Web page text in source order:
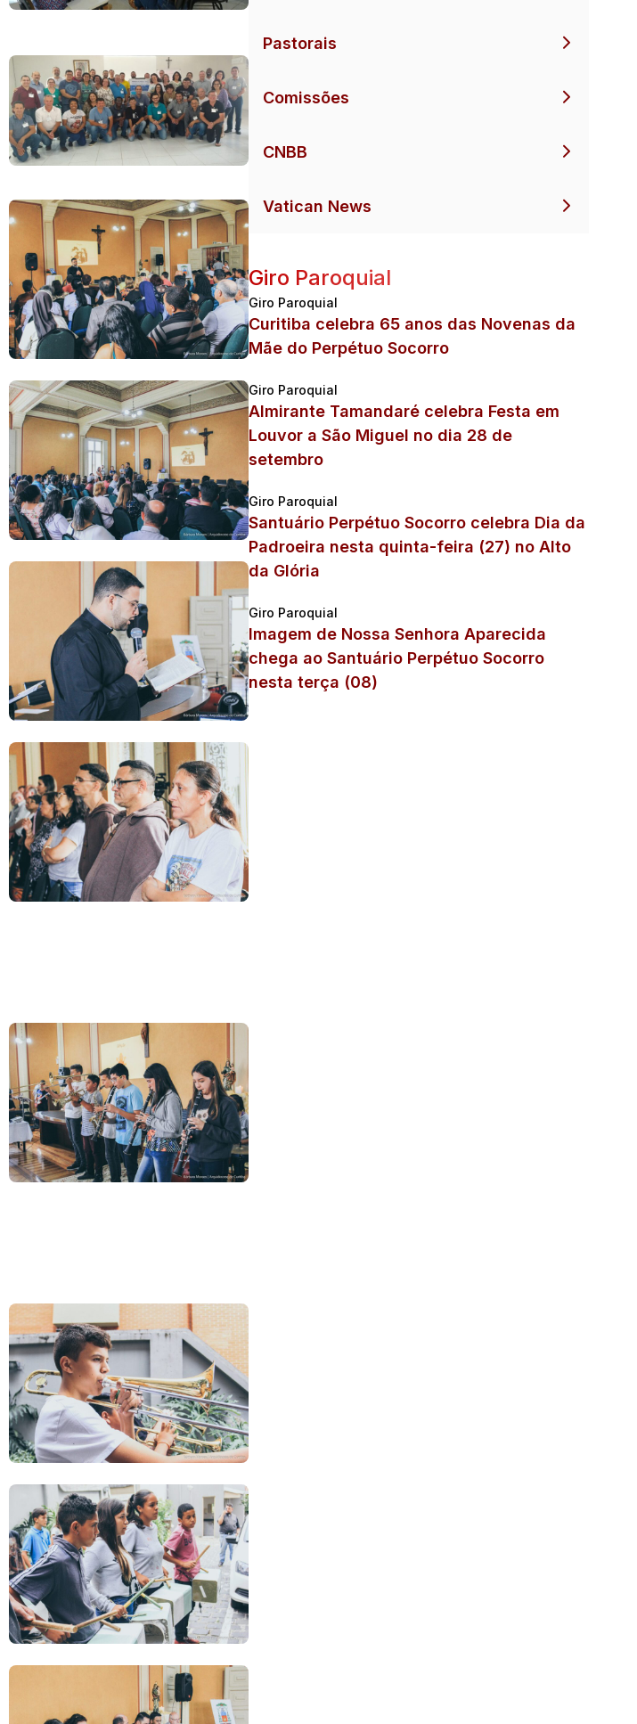
Pastorais
Comissões
CNBB
Vatican News
Giro Paroquial
Giro Paroquial
Curitiba celebra 65 anos das Novenas da
Mãe do Perpétuo Socorro
Giro Paroquial
Almirante Tamandaré celebra Festa em
Louvor a São Miguel no dia 28 de
setembro
Giro Paroquial
Santuário Perpétuo Socorro celebra Dia da
Padroeira nesta quinta-feira (27) no Alto
da Glória
Giro Paroquial
Imagem de Nossa Senhora Aparecida
chega ao Santuário Perpétuo Socorro
nesta terça (08)